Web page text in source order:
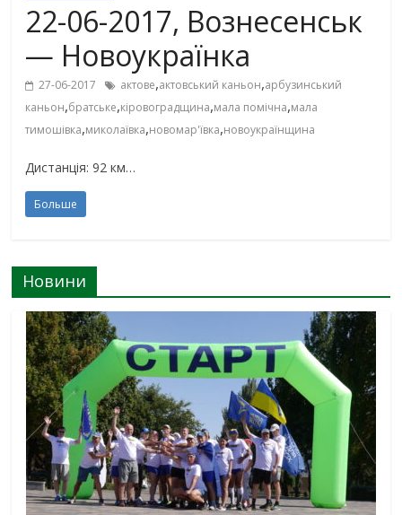
22-06-2017, Вознесенськ
— Новоукраїнка
27-06-2017 актове,актовський каньон,арбузинський
каньон,братське,кіровоградщина,мала помічна,мала
тимошівка,миколаївка,новомар'ївка,новоукраїнщина
Дистанція: 92 км…
Больше
Новини